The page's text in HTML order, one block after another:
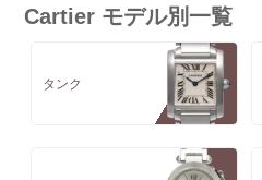
Cartier モデル別一覧
タンク